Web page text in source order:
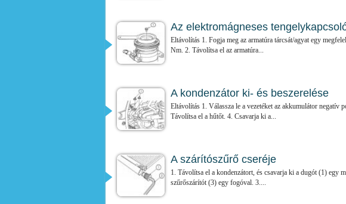
Az elektromágneses
Eltávolítás 1. Fogja meg az armatúra tárcsát/agyat egy
Nm. 2. Távolítsa el az armatúra...
A kondenzátor ki- és beszerelése
Eltávolítás 1. Válassza le a vezetéket az akkumulátor
Távolítsa el a hűtőt. 4. Csavarja ki a...
A szárítószűrő cseréje
1. Távolítsa el a kondenzátort, és csavarja ki a dugót (1)
szűrőszárítót (3) egy fogóval. 3....